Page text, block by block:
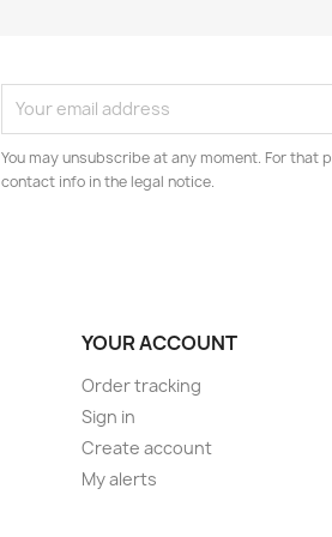
You may unsubscribe at any moment. For that
contact info in the legal notice.
YOUR ACCOUNT
Order tracking
Sign in
Create account
My alerts